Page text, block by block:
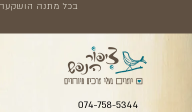
בכל מתנה הושקעה
074-758-5344